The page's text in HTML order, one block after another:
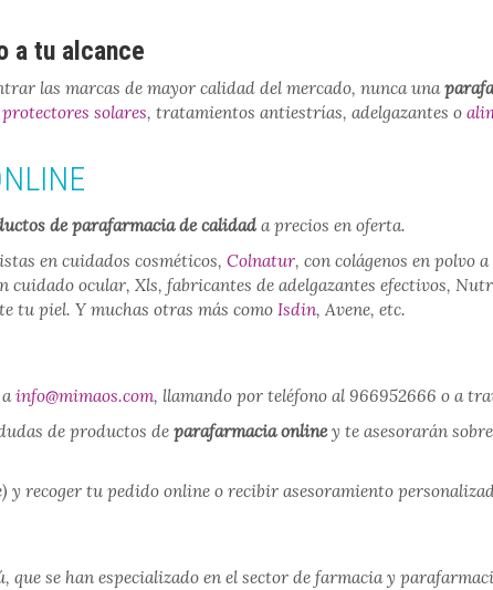
a tu alcance
las marcas de mayor calidad del mercado, nunca una
protectores solares, tratamientos antiestrías, adelgazantes o
de parafarmacia de calidad a precios en oferta.
en cuidados cosméticos, Colnatur, con colágenos en polvo
ocular, Xls, fabricantes de adelgazantes efectivos,
tu piel. Y muchas otras más como Isdin, Avene, etc.
info@mimaos.com, llamando por teléfono al 966952666 o a
de productos de parafarmacia onliney te asesorarán
recoger tu pedido online o recibir asesoramiento
que se han especializado en el sector de farmacia y